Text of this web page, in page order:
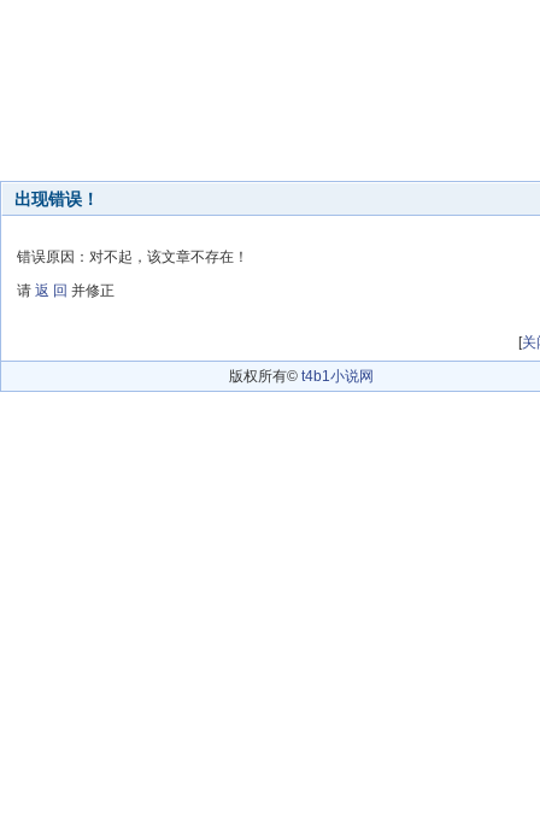
出现错误！
错误原因：对不起，该文章不存在！
请 返 回 并修正
[关
版权所有© t4b1小说网